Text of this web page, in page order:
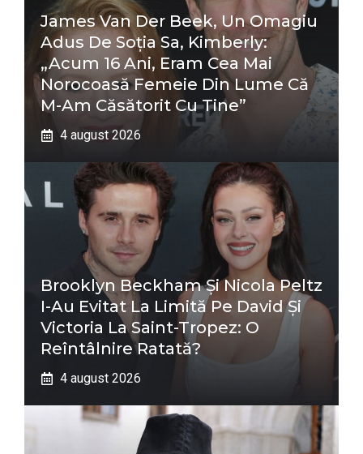
James Van Der Beek, Un Omagiu
Adus De Soția Sa, Kimberly:
„Acum 16 Ani, Eram Cea Mai
Norocoasă Femeie Din Lume Că
M-Am Căsătorit Cu Tine”
4 august 2026
Brooklyn Beckham Și Nicola Peltz
I-Au Evitat La Limită Pe David Și
Victoria La Saint-Tropez: O
Reîntâlnire Ratată?
4 august 2026